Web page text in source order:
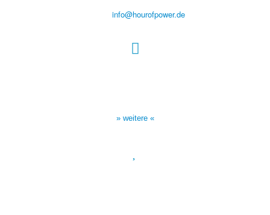
info@hourofpower.de
» weitere «